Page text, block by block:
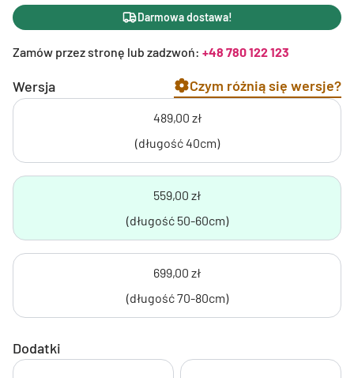
Darmowa dostawa!
Zamów przez stronę lub zadzwoń: +48 780 122 123
Wersja Czym różnią się wersje?
489,00 zł
(długość 40cm)
559,00 zł
(długość 50-60cm)
699,00 zł
(długość 70-80cm)
Dodatki